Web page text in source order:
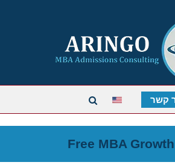
קשר
Free MBA